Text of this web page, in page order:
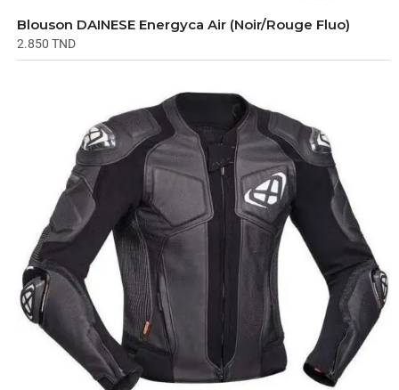
Blouson DAINESE Energyca Air (Noir/Rouge Fluo)
2.850 TND